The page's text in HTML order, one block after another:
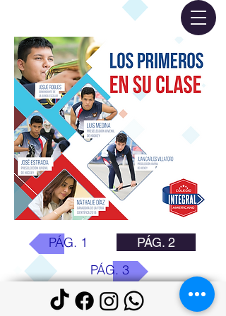
PÁG. 1 PÁG. 2
PÁG. 3